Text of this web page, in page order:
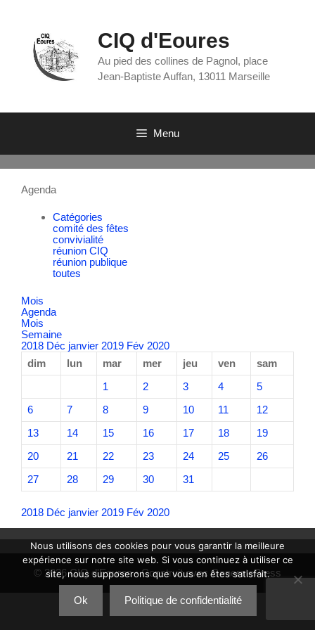
CIQ d'Eoures
Au pied des collines de Pagnol, place
Jean-Baptiste Auffan, 13011 Marseille
Menu
Agenda
Catégories
comité des fêtes
convivialité
réunion CIQ
réunion publique
toutes
Mois
Agenda
Mois
Semaine
2018 Déc janvier 2019 Fév 2020
dim
lun mar mer jeu ven
sam
1
2 3 4
5
6
7 8 9 10 11
12
13
14 15 16 17 18
19
20
21 22 23 24 25
26
27
28 29 30 31
2018 Déc janvier 2019 Fév 2020
© 2026 CIQ d'Eoures• Construit avecGeneratePress
Nous utilisons des cookies pour vous garantir la meilleure
expérience sur notre site web. Si vous continuez à utiliser ce
site, nous supposerons que vous en êtes satisfait.
Ok Politique de confidentialité